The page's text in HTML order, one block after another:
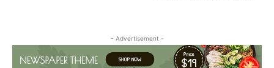
- Advertisement -